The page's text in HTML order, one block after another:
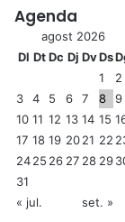
Agenda
agost 2026
Dl DtDc Dj DvDs
1
2
3
4 5 6 7 8
9
10 11 12 13 14 15
17 18 19 2021 22
2425 26 27 28 29
31
« jul.
set. »